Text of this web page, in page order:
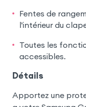
Fentes de
l'intérieur du
Toutes les
accessibles.
Détails
Apportez une